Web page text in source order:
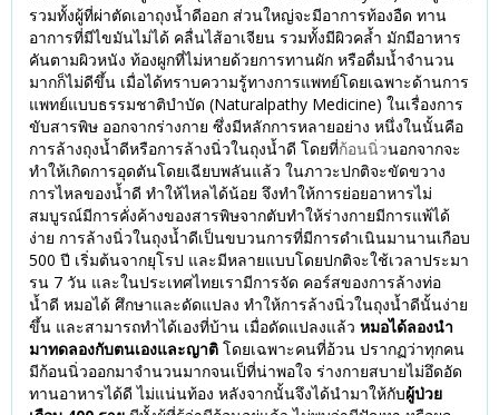
รวมทั้งผู้ที่ผ่าตัดเอาถุงน้ำดีออก ส่วนใหญ่จะมีอาการท้องอืด ทาน
อาการที่มีไขมันไม่ได้ คลื่นไส้อาเจียน รวมทั้งมีผิวคล้ำ มักมีอาหาร
คันตามผิวหนัง ท้องผูกที่ไม่หายด้วยการทานผัก หรือดื่มน้ำจำนวน
มากก็ไม่ดีขึ้น เมื่อได้ทราบความรู้ทางการแพทย์โดยเฉพาะด้านการ
แพทย์แบบธรรมชาติบำบัด (Naturalpathy Medicine) ในเรื่องการ
ขับสารพิษ ออกจากร่างกาย ซึ่งมีหลักการหลายอย่าง หนึ่งในนั้นคือ
การล้างถุงน้ำดีหรือการล้างนิ่วในถุงน้ำดี โดยที่ก้อนนิ่วนอกจากจะ
ทำให้เกิดการอุดตันโดยเฉียบพลันแล้ว ในภาวะปกติจะขัดขวาง
การไหลของน้ำดี ทำให้ไหลได้น้อย จึงทำให้การย่อยอาหารไม่
สมบูรณ์มีการคั่งค้างของสารพิษจากตับทำให้ร่างกายมีการแพ้ได้
ง่าย การล้างนิ่วในถุงน้ำดีเป็นขบวนการที่มีการดำเนินมานานเกือบ
500 ปี เริ่มต้นจากยุโรป และมีหลายแบบโดยปกติจะใช้เวลาประมา
รน 7 วัน และในประเทศไทยเรามีการจัด คอร์สของการล้างท่อ
น้ำดี หมอได้ ศึกษาและดัดแปลง ทำให้การล้างนิ่วในถุงน้ำดีนั้นง่าย
ขึ้น และสามารถทำได้เองที่บ้าน เมื่อดัดแปลงแล้ว หมอได้ลองนำ
มาทดลองกับตนเองและญาติ โดยเฉพาะคนที่อ้วน ปรากฏว่าทุกคน
มีก้อนนิ่วออกมาจำนวนมากจนเป็ที่น่าพอใจ ร่างกายสบายไม่อึดอัด
ทานอาหารได้ดี ไม่แน่นท้อง หลังจากนั้นจึงได้นำมาให้กับผู้ป่วย